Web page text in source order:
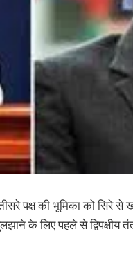
पक्ष की भूमिका को सिरे से
के लिए पहले से